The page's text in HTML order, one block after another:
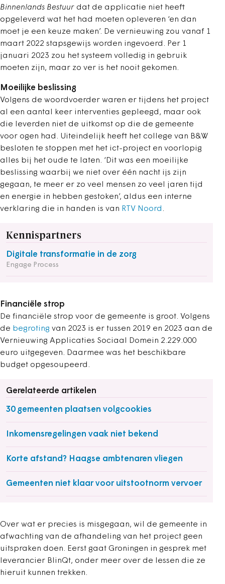
Binnenlands Bestuur dat de applicatie niet heeft
opgeleverd wat het had moeten opleveren ‘en dan
moet je een keuze maken’. De vernieuwing zou vanaf 1
maart 2022 stapsgewijs worden ingevoerd. Per 1
januari 2023 zou het systeem volledig in gebruik
moeten zijn, maar zo ver is het nooit gekomen.
Moeilijke beslissing
Volgens de woordvoerder waren er tijdens het project
al een aantal keer interventies gepleegd, maar ook
die leverden niet de uitkomst op die de gemeente
voor ogen had. Uiteindelijk heeft het college van B&W
besloten te stoppen met het ict-project en voorlopig
alles bij het oude te laten. ‘Dit was een moeilijke
beslissing waarbij we niet over één nacht ijs zijn
gegaan, te meer er zo veel mensen zo veel jaren tijd
en energie in hebben gestoken’, aldus een interne
verklaring die in handen is van RTV Noord .
Kennispartners
Digitale transformatie in de zorg
Engage Process
Financiële strop
De financiële strop voor de gemeente is groot. Volgens
de begroting van 2023 is er tussen 2019 en 2023 aan de
Vernieuwing Applicaties Sociaal Domein 2.229.000
euro uitgegeven. Daarmee was het beschikbare
budget opgesoupeerd.
Gerelateerde artikelen
30 gemeenten plaatsen volgcookies
Inkomensregelingen vaak niet bekend
Korte afstand? Haagse ambtenaren vliegen
Gemeenten niet klaar voor uitstootnorm vervoer
Over wat er precies is misgegaan, wil de gemeente in
afwachting van de afhandeling van het project geen
uitspraken doen. Eerst gaat Groningen in gesprek met
leverancier BlinQt, onder meer over de lessen die ze
hieruit kunnen trekken.